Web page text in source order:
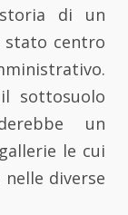
di un
stato centro
sottosuolo
un
le cui
diverse